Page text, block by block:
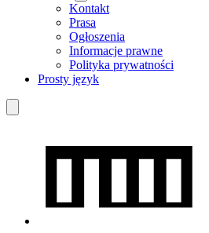
Kontakt
Prasa
Ogłoszenia
Informacje prawne
Polityka prywatności
Prosty język